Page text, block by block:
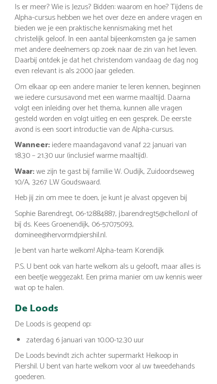
Is er meer? Wie is Jezus? Bidden: waarom en hoe? Tijdens de
Alpha-cursus hebben we het over deze en andere vragen en
bieden we je een praktische kennismaking met het
christelijk geloof. In een aantal bijeenkomsten ga je samen
met andere deelnemers op zoek naar de zin van het leven.
Daarbij ontdek je dat het christendom vandaag de dag nog
even relevant is als 2000 jaar geleden.
Om elkaar op een andere manier te leren kennen, beginnen
we iedere cursusavond met een warme maaltijd. Daarna
volgt een inleiding over het thema, kunnen alle vragen
gesteld worden en volgt uitleg en een gesprek. De eerste
avond is een soort introductie van de Alpha-cursus.
Wanneer:iedere maandagavond vanaf 22 januari van
18.30 – 21.30 uur (inclusief warme maaltijd).
Waar:we zijn te gast bij familie W. Oudijk, Zuidoordseweg
10/A, 3267 LW Goudswaard.
Heb jij zin om mee te doen, je kunt je alvast opgeven bij
Sophie Barendregt, 06-12884887, j.barendregt5@chello.nl of
bij ds. Kees Groenendijk, 06-57075093,
dominee@hervormdpiershil.nl.
Je bent van harte welkom! Alpha-team Korendijk
P.S. U bent ook van harte welkom als u gelooft, maar alles is
een beetje weggezakt. Een prima manier om uw kennis weer
wat op te halen.
De Loods
De Loods is geopend op:
zaterdag 6 januari van 10.00-12.30 uur
De Loods bevindt zich achter supermarkt Heikoop in
Piershil. U bent van harte welkom voor al uw tweedehands
goederen.